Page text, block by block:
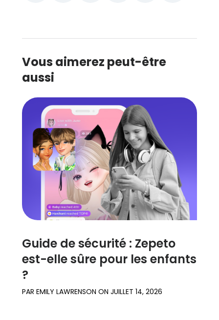
Vous aimerez peut-être
aussi
Guide de sécurité : Zepeto
est-elle sûre pour les enfants
?
PAR EMILY LAWRENSON ON JUILLET 14, 2026